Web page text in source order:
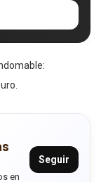
en
Seguir